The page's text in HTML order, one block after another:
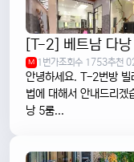
[T-2] 베트남 다
M 1번가조회수 1753추천 0
안녕하세요. T-2번방 빌
법에 대해서 안내드리겠습니다. 구성 가성비로 괜찮게
낭 5룸...